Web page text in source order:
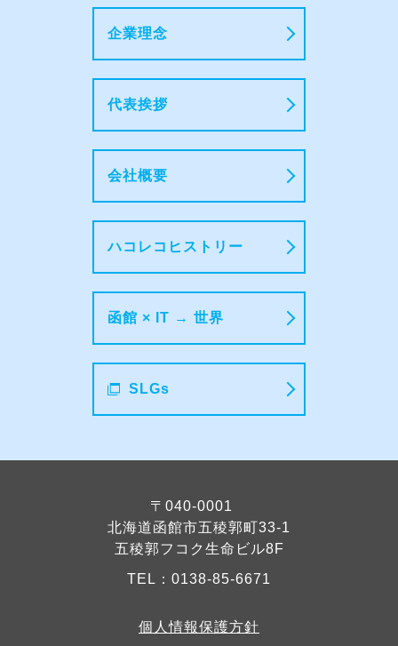
企業理念
代表挨拶
会社概要
ハコレコヒストリー
函館 × IT → 世界
SLGs
〒040-0001
北海道函館市五稜郭町33-1
五稜郭フコク生命ビル8F
TEL： 0138-85-6671
個人情報保護方針